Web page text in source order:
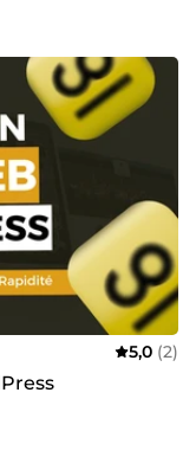
5,0 (2)